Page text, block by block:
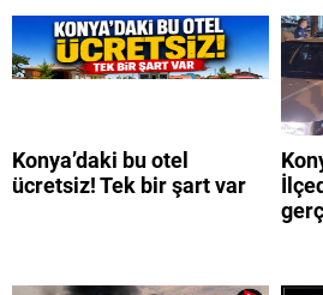
Konya’daki bu otel
ücretsiz! Tek bir şart var